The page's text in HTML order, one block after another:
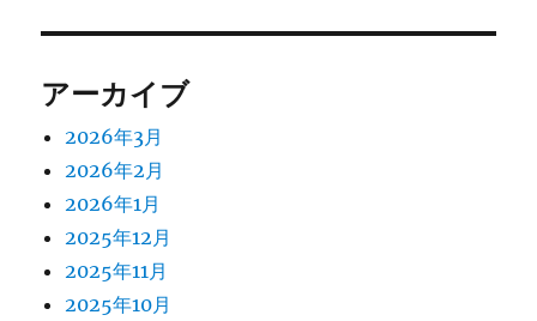
アーカイブ
2026年3月
2026年2月
2026年1月
2025年12月
2025年11月
2025年10月